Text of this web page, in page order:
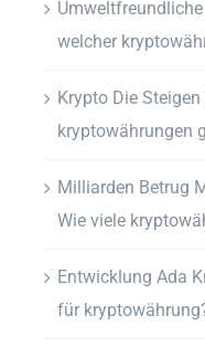
welcher
Krypto Die
kryptowährungen
Milliarden Betrug
Wie viele
Entwicklung Ada
für